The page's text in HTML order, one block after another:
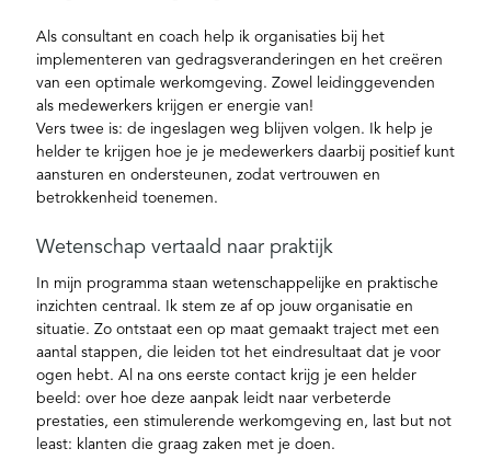
Als consultant en coach help ik organisaties bij het
implementeren van gedragsveranderingen en het creëren
van een optimale werkomgeving. Zowel leidinggevenden
als medewerkers krijgen er energie van!
Vers twee is: de ingeslagen weg blijven volgen. Ik help je
helder te krijgen hoe je je medewerkers daarbij positief kunt
aansturen en ondersteunen, zodat vertrouwen en
betrokkenheid toenemen.
Wetenschap vertaald naar praktijk
In mijn programma staan wetenschappelijke en praktische
inzichten centraal. Ik stem ze af op jouw organisatie en
situatie. Zo ontstaat een op maat gemaakt traject met een
aantal stappen, die leiden tot het eindresultaat dat je voor
ogen hebt. Al na ons eerste contact krijg je een helder
beeld: over hoe deze aanpak leidt naar verbeterde
prestaties, een stimulerende werkomgeving en, last but not
least: klanten die graag zaken met je doen.